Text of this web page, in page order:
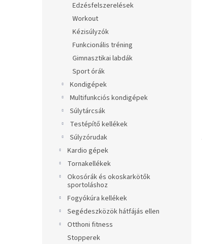
Edzésfelszerelések
Workout
Kézisúlyzók
Funkcionális tréning
Gimnasztikai labdák
Sport órák
Kondigépek
Multifunkciós kondigépek
Súlytárcsák
Testépítő kellékek
Súlyzórudak
Kardio gépek
Tornakellékek
Okosórák és okoskarkötők
sportoláshoz
Fogyókúra kellékek
Segédeszközök hátfájás ellen
Otthoni fitness
Stopperek